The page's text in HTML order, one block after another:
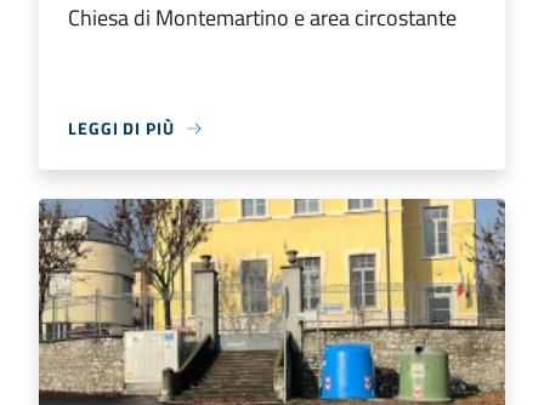
Chiesa di Montemartino e area circostante
LEGGI DI PIÙ